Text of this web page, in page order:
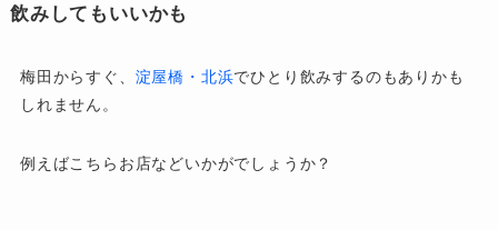
飲みしてもいいかも
梅田からすぐ、 淀屋橋・北浜でひとり飲みするのもありかも
しれません。
例えばこちらお店などいかがでしょうか？